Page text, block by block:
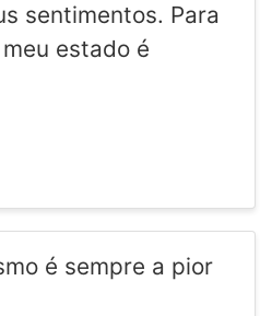
sentimentos. Para
estado é
é sempre a pior